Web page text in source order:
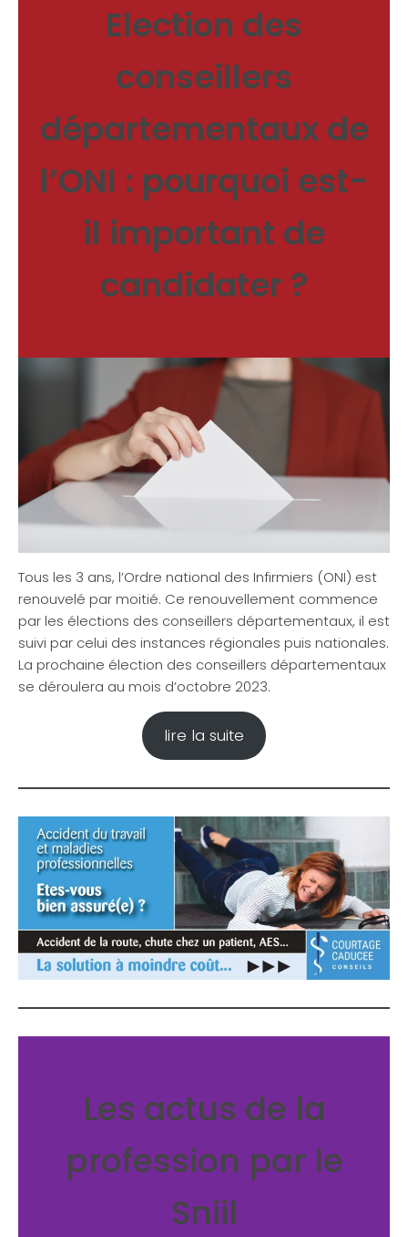
Election des
conseillers
départementaux de
l’ONI : pourquoi est-
il important de
candidater ?
Tous les 3 ans, l’Ordre national des Infirmiers (ONI) est
renouvelé par moitié. Ce renouvellement commence
par les élections des conseillers départementaux, il est
suivi par celui des instances régionales puis nationales.
La prochaine élection des conseillers départementaux
se déroulera au mois d’octobre 2023.
lire la suite
Les actus de la
profession par le
Sniil